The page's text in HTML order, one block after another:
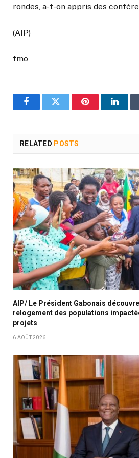
rondes, a-t-on appris des
(AIP)
fmo
FacebookTwitter Pinterest
RELATED POSTS
AIP/ Le Président Gabonais
relogement des populations
projets
6 AOÛT 2026